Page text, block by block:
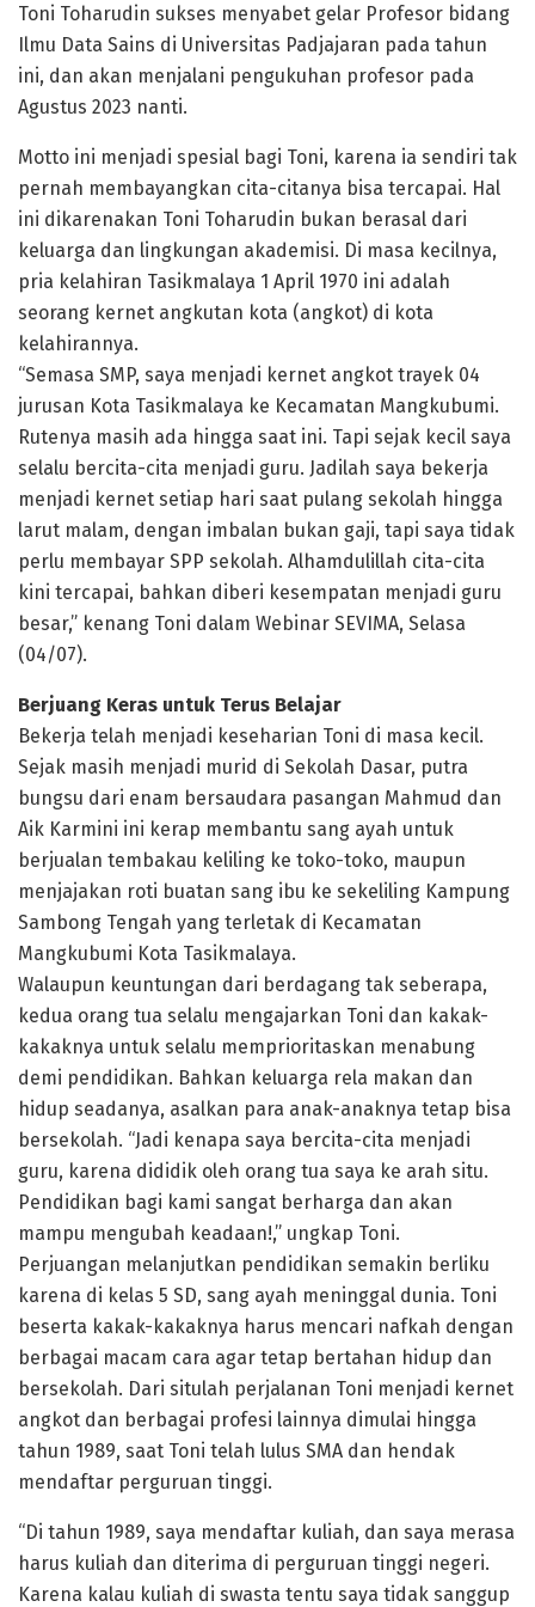
Toni Toharudin sukses menyabet gelar Profesor bidang
Ilmu Data Sains di Universitas Padjajaran pada tahun
ini, dan akan menjalani pengukuhan profesor pada
Agustus 2023 nanti.
Motto ini menjadi spesial bagi Toni, karena ia sendiri tak
pernah membayangkan cita-citanya bisa tercapai. Hal
ini dikarenakan Toni Toharudin bukan berasal dari
keluarga dan lingkungan akademisi. Di masa kecilnya,
pria kelahiran Tasikmalaya 1 April 1970 ini adalah
seorang kernet angkutan kota (angkot) di kota
kelahirannya.
“Semasa SMP, saya menjadi kernet angkot trayek 04
jurusan Kota Tasikmalaya ke Kecamatan Mangkubumi.
Rutenya masih ada hingga saat ini. Tapi sejak kecil saya
selalu bercita-cita menjadi guru. Jadilah saya bekerja
menjadi kernet setiap hari saat pulang sekolah hingga
larut malam, dengan imbalan bukan gaji, tapi saya tidak
perlu membayar SPP sekolah. Alhamdulillah cita-cita
kini tercapai, bahkan diberi kesempatan menjadi guru
besar,” kenang Toni dalam Webinar SEVIMA, Selasa
(04/07).
Berjuang Keras untuk Terus Belajar
Bekerja telah menjadi keseharian Toni di masa kecil.
Sejak masih menjadi murid di Sekolah Dasar, putra
bungsu dari enam bersaudara pasangan Mahmud dan
Aik Karmini ini kerap membantu sang ayah untuk
berjualan tembakau keliling ke toko-toko, maupun
menjajakan roti buatan sang ibu ke sekeliling Kampung
Sambong Tengah yang terletak di Kecamatan
Mangkubumi Kota Tasikmalaya.
Walaupun keuntungan dari berdagang tak seberapa,
kedua orang tua selalu mengajarkan Toni dan kakak-
kakaknya untuk selalu memprioritaskan menabung
demi pendidikan. Bahkan keluarga rela makan dan
hidup seadanya, asalkan para anak-anaknya tetap bisa
bersekolah. “Jadi kenapa saya bercita-cita menjadi
guru, karena dididik oleh orang tua saya ke arah situ.
Pendidikan bagi kami sangat berharga dan akan
mampu mengubah keadaan!,” ungkap Toni.
Perjuangan melanjutkan pendidikan semakin berliku
karena di kelas 5 SD, sang ayah meninggal dunia. Toni
beserta kakak-kakaknya harus mencari nafkah dengan
berbagai macam cara agar tetap bertahan hidup dan
bersekolah. Dari situlah perjalanan Toni menjadi kernet
angkot dan berbagai profesi lainnya dimulai hingga
tahun 1989, saat Toni telah lulus SMA dan hendak
mendaftar perguruan tinggi.
“Di tahun 1989, saya mendaftar kuliah, dan saya merasa
harus kuliah dan diterima di perguruan tinggi negeri.
Karena kalau kuliah di swasta tentu saya tidak sanggup